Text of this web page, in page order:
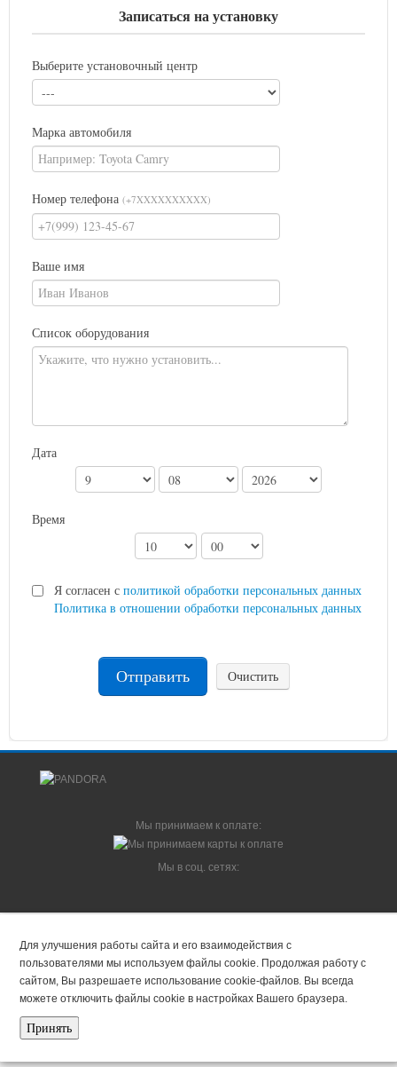
Записаться на установку
Выберите установочный центр
Марка автомобиля
Номер телефона (+7XXXXXXXXXX)
Ваше имя
Список оборудования
Дата
Время
Я согласен с политикой обработки персональных данных
Политика в отношении обработки персональных данных
Отправить Очистить
Мы принимаем к оплате:
Мы в соц. сетях:
Москва.
Все права защищены. Запрещается использование материалов данного
сайта без указания ссылки на первоисточник.
Принять